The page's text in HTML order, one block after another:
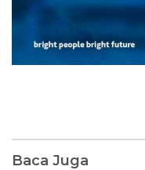
Baca Juga